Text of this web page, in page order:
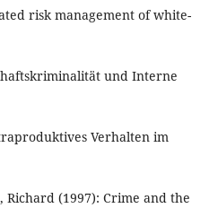
risk management of white-
und Interne
Verhalten im
Richard (1997): Crime and the